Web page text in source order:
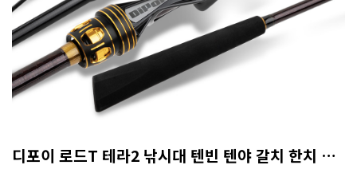
디포이 로드T 테라2 낚시대 텐빈 텐야 갈치 한치 B-180ML (AS보증카드)